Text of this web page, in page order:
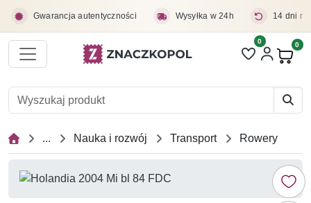
Gwarancja autentyczności Wysyłka w 24h 14 dni
Liczba pozycji
0 0
... Nauka i rozwój Transport Rowery